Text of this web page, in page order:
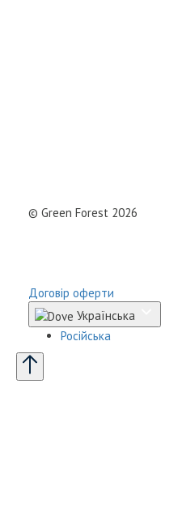
© Green Forest 2026
Договір оферти
Українська
Російська